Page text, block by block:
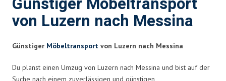
von Luzern nach Messina
Günstiger Möbeltransport von Luzern nach Messina
Du planst einen Umzug von Luzern nach Messina und bist auf der
Suche nach einem zuverlässigen und günstigen